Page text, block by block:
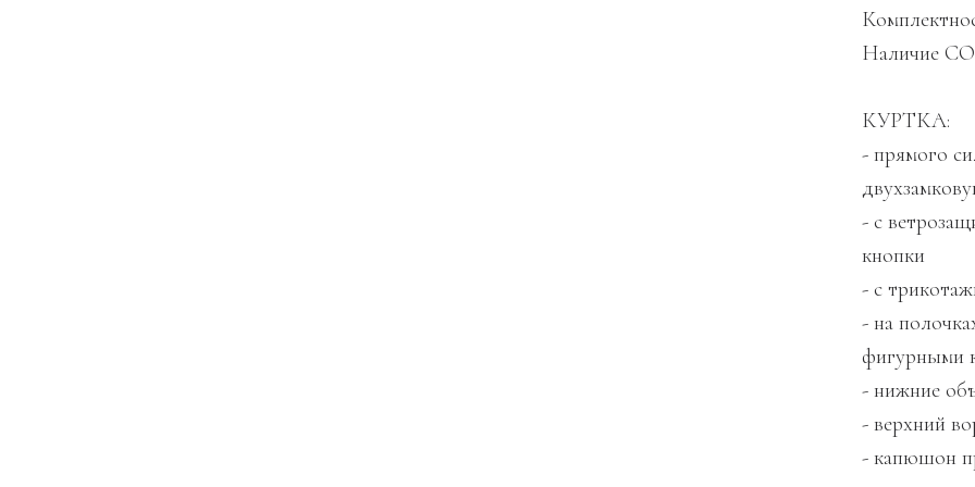
Наличие
КУРТКА:
- прямого
- с
кнопки
- с
- на
фигурными
- нижние
- верхний
- капюшон